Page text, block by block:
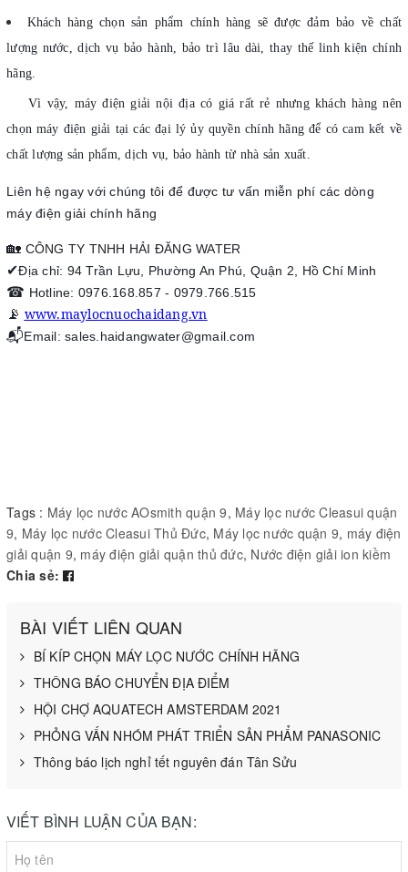
Khách hàng chọn sản phẩm chính hàng sẽ được đảm bảo về chất
lượng nước, dịch vụ bảo hành, bảo trì lâu dài, thay thế linh kiện chính
hãng.
Vì vậy, máy điện giải nội địa có giá rất rẻ nhưng khách hàng nên
chọn máy điện giải tại các đại lý ủy quyền chính hãng để có cam kết về
chất lượng sản phẩm, dịch vụ, bảo hành từ nhà sản xuất.
Liên hệ ngay với chúng tôi để được tư vấn miễn phí các dòng
máy điện giải chính hãng
🏡 CÔNG TY TNHH HẢI ĐĂNG WATER
✔Địa chỉ: 94 Trần Lựu, Phường An Phú, Quận 2, Hồ Chí Minh
☎ Hotline: 0976.168.857 - 0979.766.515
📡 www.maylocnuochaidang.vn
📬Email: sales.haidangwater@gmail.com
Tags : Máy lọc nước AOsmith quận 9, Máy lọc nước Cleasui quận
9, Máy lọc nước Cleasui Thủ Đức, Máy lọc nước quận 9, máy điện
giải quận 9, máy điện giải quận thủ đức, Nước điện giải ion kiềm
Chia sẻ:
BÀI VIẾT LIÊN QUAN
BÍ KÍP CHỌN MÁY LỌC NƯỚC CHÍNH HÃNG
THÔNG BÁO CHUYỂN ĐỊA ĐIỂM
HỘI CHỢ AQUATECH AMSTERDAM 2021
PHỎNG VẤN NHÓM PHÁT TRIỂN SẢN PHẨM PANASONIC
Thông báo lịch nghỉ tết nguyên đán Tân Sửu
VIẾT BÌNH LUẬN CỦA BẠN: